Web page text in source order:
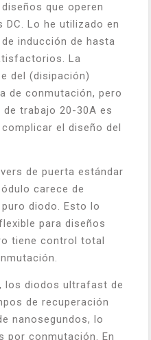
que operen
DC. Lo he utilizado en
inducción de hasta
La
del (disipación)
de conmutación, pero
trabajo 20-30A es
el diseño del
de puerta estándar
carece de
diodo. Esto lo
para diseños
tiene control total
los diodos ultrafast de
de recuperación
nanosegundos, lo
por conmutación. En